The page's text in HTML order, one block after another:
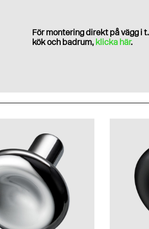
För montering direkt på vägg i
kök och badrum, klicka här.